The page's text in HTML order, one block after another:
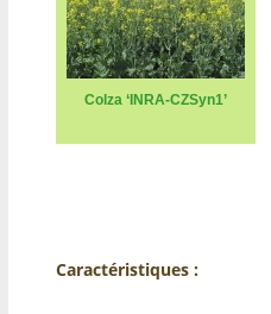
Colza ‘INRA-CZSyn1’
Caractéristiques :